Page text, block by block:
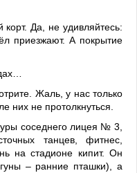
Да, не удивляйтесь:
приезжают. А покрытие
Жаль, у нас только
них не протолкнуться.
соседнего лицея № 3,
танцев, фитнес,
на стадионе кипит. Он
– ранние пташки), а